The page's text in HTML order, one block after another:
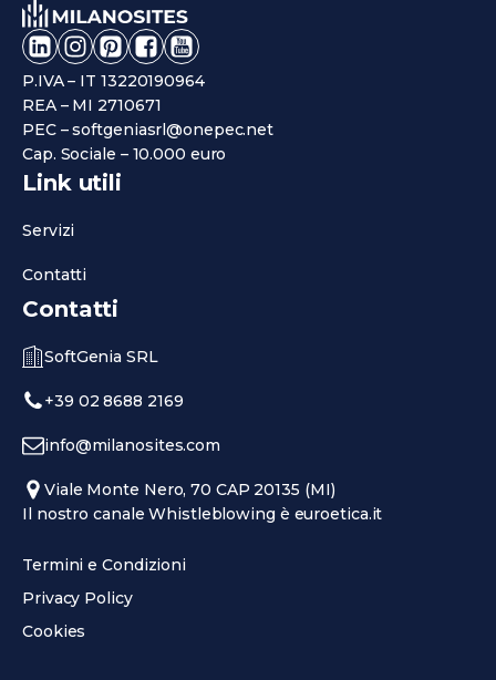
P.IVA – IT 13220190964
REA – MI 2710671
PEC – softgeniasrl@onepec.net
Cap. Sociale – 10.000 euro
Link utili
Servizi
Contatti
Contatti
SoftGenia SRL
+39 02 8688 2169
info@milanosites.com
Viale Monte Nero, 70 CAP 20135 (MI)
Il nostro canale Whistleblowing è euroetica.it
Termini e Condizioni
Privacy Policy
Cookies